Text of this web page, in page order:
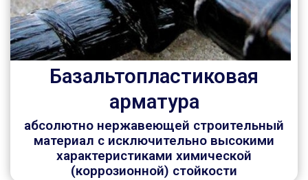
Базальтопластиковая
арматура
абсолютно нержавеющей строительный
материал с исключительно высокими
характеристиками химической
(коррозионной) стойкости